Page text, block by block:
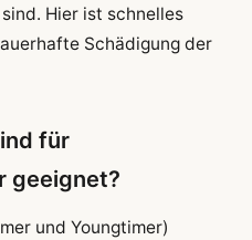
Hier ist schnelles
Schädigung der
für
geeignet?
und Youngtimer)